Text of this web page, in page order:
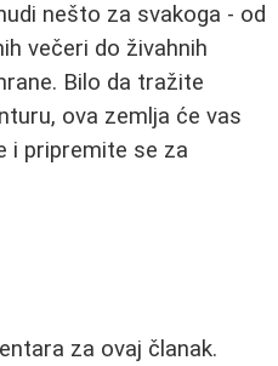
nešto za svakoga - od
večeri do živahnih
Bilo da tražite
ova zemlja će vas
i pripremite se za
za ovaj članak.